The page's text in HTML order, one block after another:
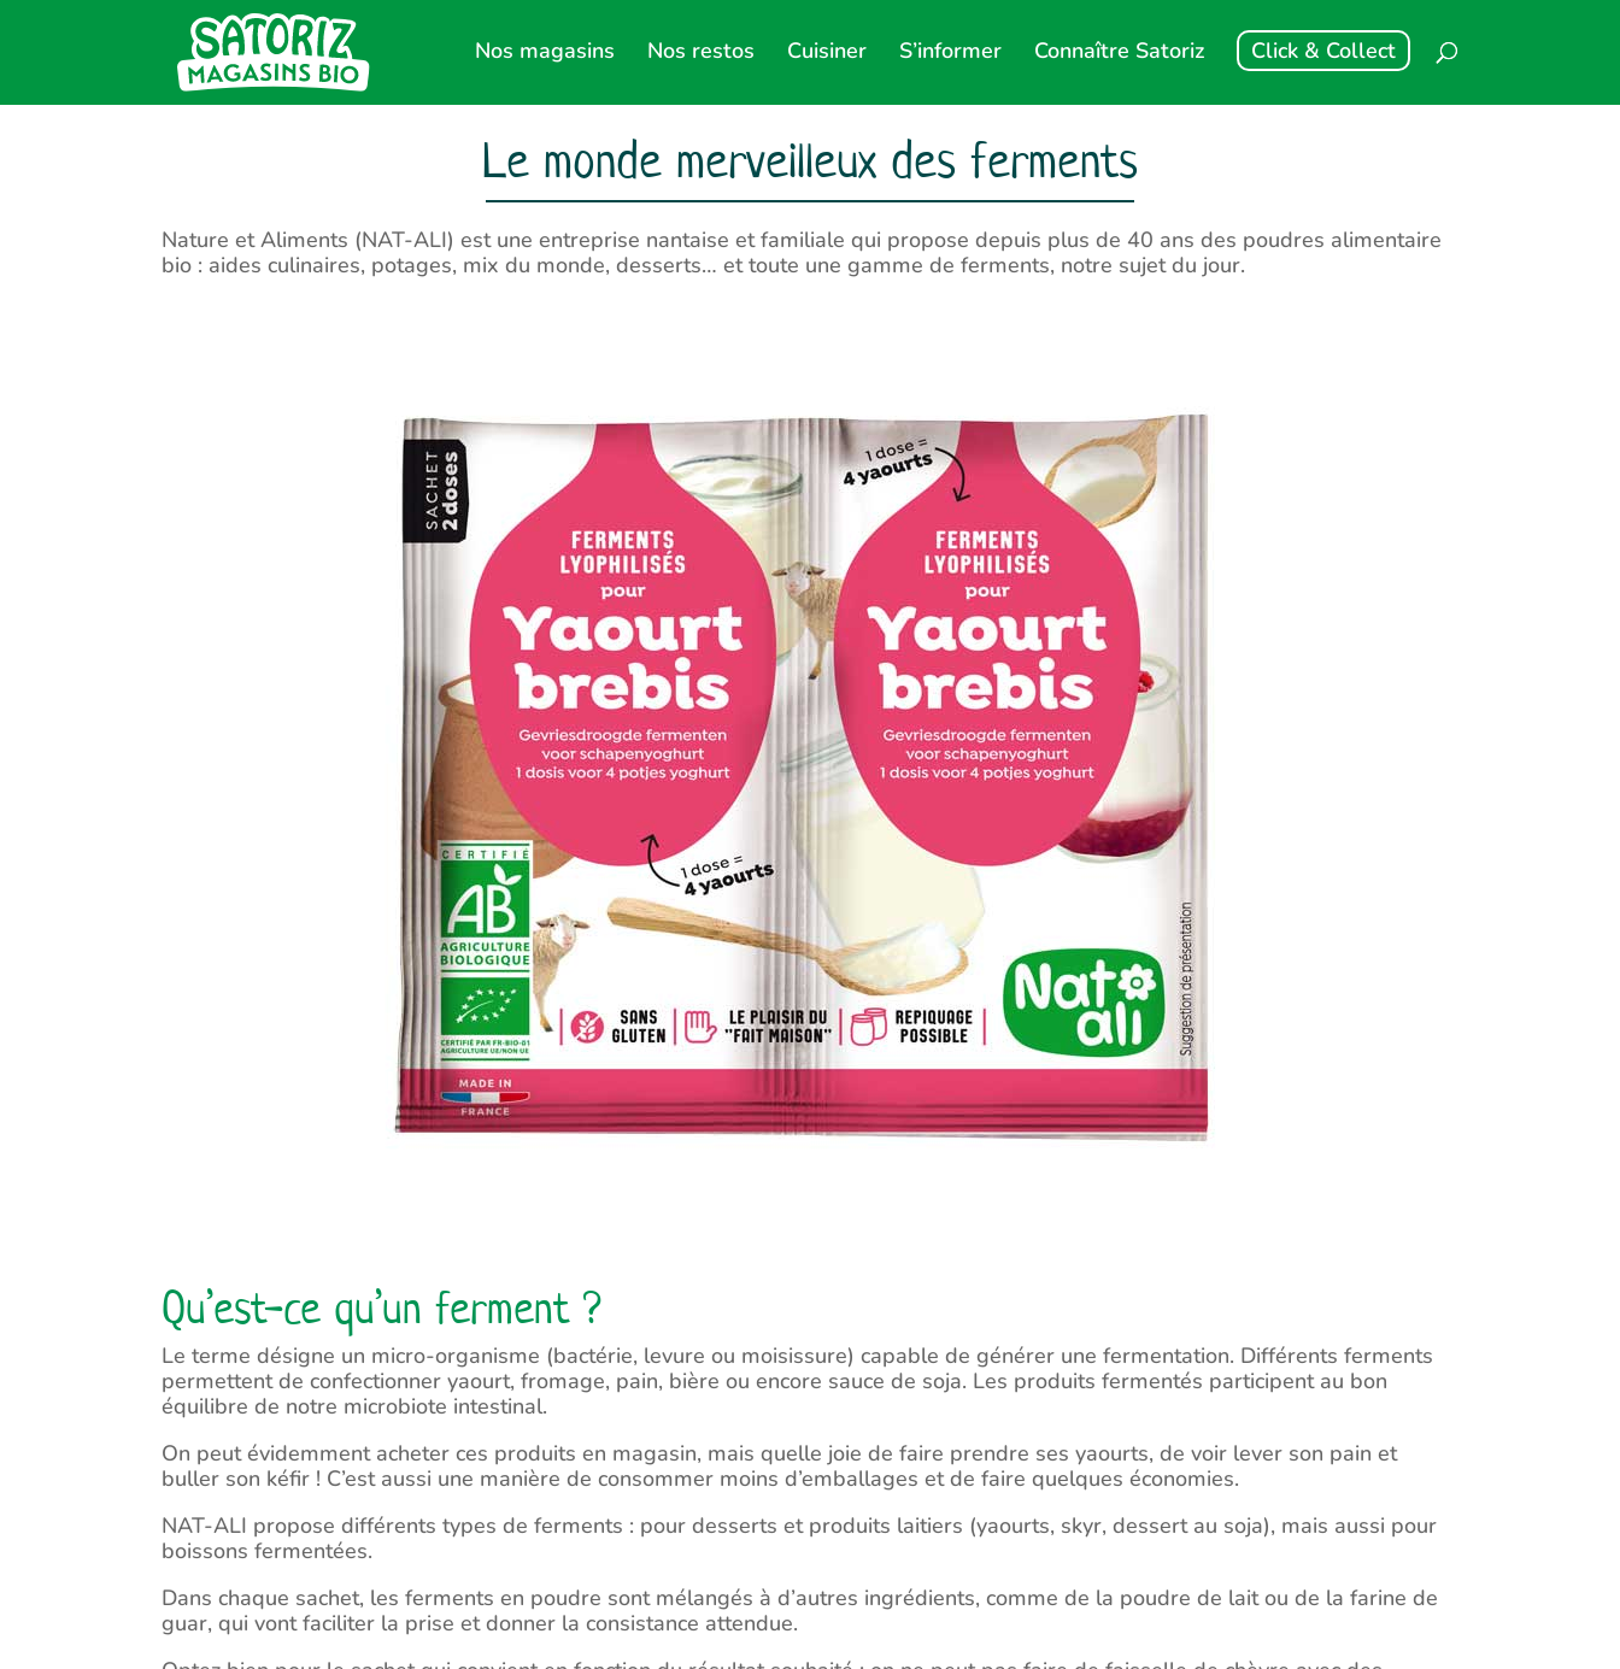
Nos magasins Nos restos Cuisiner S’informer Connaître Satoriz Click & Collect
Le monde merveilleux des ferments
Nature et Aliments (NAT-ALI) est une entreprise nantaise et familiale qui propose depuis plus de 40 ans des poudres alimentaire
bio : aides culinaires, potages, mix du monde, desserts… et toute une gamme de ferments, notre sujet du jour.
Qu’est-ce qu’un ferment ?
Le terme désigne un micro-organisme (bactérie, levure ou moisissure) capable de générer une fermentation. Différents ferments
permettent de confectionner yaourt, fromage, pain, bière ou encore sauce de soja. Les produits fermentés participent au bon
équilibre de notre microbiote intestinal.
On peut évidemment acheter ces produits en magasin, mais quelle joie de faire prendre ses yaourts, de voir lever son pain et
buller son kéfir ! C’est aussi une manière de consommer moins d’emballages et de faire quelques économies.
NAT-ALI propose différents types de ferments : pour desserts et produits laitiers (yaourts, skyr, dessert au soja), mais aussi pour
boissons fermentées.
Dans chaque sachet, les ferments en poudre sont mélangés à d’autres ingrédients, comme de la poudre de lait ou de la farine de
guar, qui vont faciliter la prise et donner la consistance attendue.